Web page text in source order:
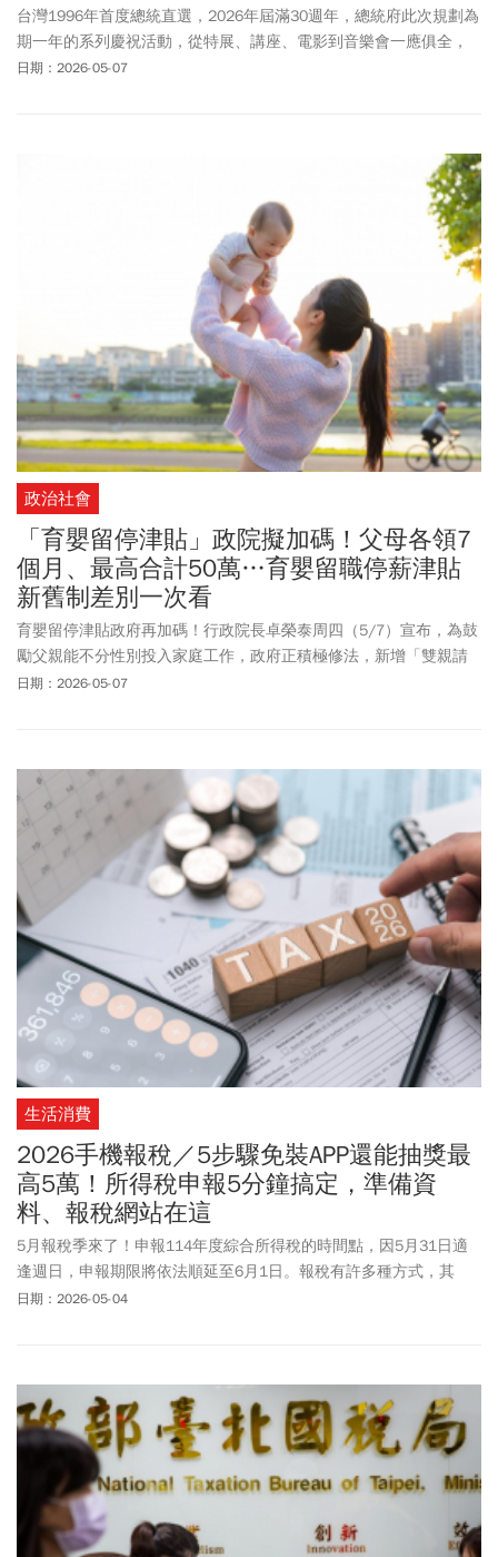
台灣1996年首度總統直選，2026年屆滿30週年，總統府此次規劃為
期一年的系列慶祝活動，從特展、講座、電影到音樂會一應俱全，
並將在5月9日「大開放日」正式登場。總統直選30週年活動背景為
日期：2026-05-07
政治社會
「育嬰留停津貼」政院擬加碼！父母各領7
個月、最高合計50萬…育嬰留職停薪津貼
新舊制差別一次看
育嬰留停津貼政府再加碼！行政院長卓榮泰周四（5/7）宣布，為鼓
勵父親能不分性別投入家庭工作，政府正積極修法，新增「雙親請
滿6個月留停津貼之後，雙親各可再多請領1個月留停津貼」，希望
另外提供的2成育嬰留職停薪薪資補助，共發給8成津貼及補助。若
修法成功，以勞保投保薪資上限45,800元計算，若是父母親各自請
育嬰假6個月，等於可以各自月領最高36640元、合計7個月金額最
高達256480元，雙方都可請領。
日期：2026-05-07
生活消費
2026手機報稅／5步驟免裝APP還能抽獎最
高5萬！所得稅申報5分鐘搞定，準備資
料、報稅網站在這
5月報稅季來了！申報114年度綜合所得稅的時間點，因5月31日適
逢週日，申報期限將依法順延至6月1日。報稅有許多種方式，其
中，手機報稅重點在「免APP、隨時隨地幾分鐘就完成」，可說是最
「手機報稅GO好禮大FUN送」好康抽獎活動，頭獎獎金現金5萬元，
另外還有二獎5名2萬元、10名1萬元等獎項，總獎金525萬元，中獎
名額高達19586名。針對廣大上班族和小資族群，《今周刊》整理最
新的手機報稅流程、與申報的注意事項，幫助你在報稅季輕鬆省荷
包。
日期：2026-05-04